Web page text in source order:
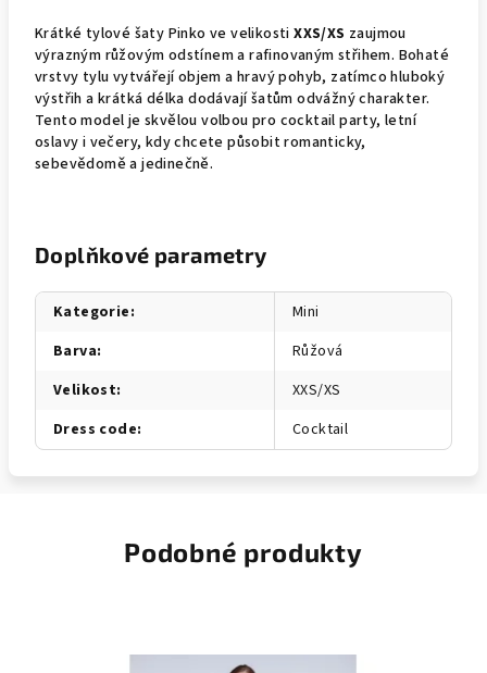
Krátké tylové šaty Pinko ve velikostiXXS/XS zaujmou
výrazným růžovým odstínem a rafinovaným střihem. Bohaté
vrstvy tylu vytvářejí objem a hravý pohyb, zatímco hluboký
výstřih a krátká délka dodávají šatům odvážný charakter.
Tento model je skvělou volbou pro cocktail party, letní
oslavy i večery, kdy chcete působit romanticky,
sebevědomě a jedinečně.
Doplňkové parametry
Kategorie:
Mini
Barva:
Růžová
Velikost:
XXS/XS
Dress code: Cocktail
Podobné produkty